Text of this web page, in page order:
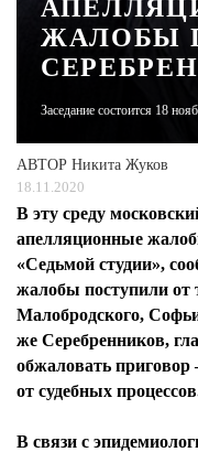
ЖАЛОБЫ
Заседание состоится 18
АВТОР Никита Жуков
18.11.2020
В эту среду
апелляционные
«Седьмой студии»,
жалобы поступили
Малобродского,
же Серебренников,
обжаловать приговор
от судебных
В связи с